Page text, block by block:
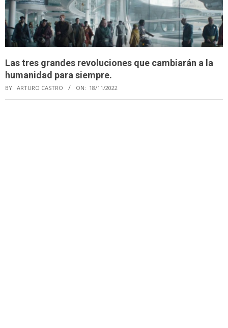
Las tres grandes revoluciones que cambiarán a la
humanidad para siempre.
BY: ARTURO CASTRO ON: 18/11/2022